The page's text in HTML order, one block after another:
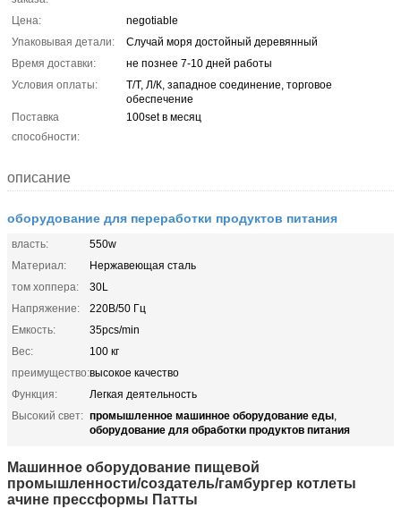
Цена:
negotiable
Упаковывая детали:
Случай моря достойный деревянный
Время доставки:
не познее 7-10 дней работы
Условия оплаты:
Т/Т, Л/К, западное соединение, торговое
обеспечение
Поставка
способности:
100set в месяц
описание
оборудование для переработки продуктов питания
власть:
550w
Материал:
Нержавеющая сталь
том хоппера:
30L
Напряжение:
220В/50 Гц
Емкость:
35pcs/min
Вес:
100 кг
преимущество:высокое качество
Функция:
Легкая деятельность
Высокий свет: промышленное машинное оборудование еды,
оборудование для обработки продуктов питания
Машинное оборудование пищевой
промышленности/создатель/гамбургер котлеты
ачине прессформы Патты